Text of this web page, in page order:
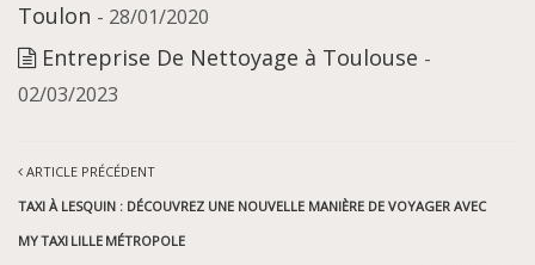
Toulon - 28/01/2020
Entreprise De Nettoyage à Toulouse -
02/03/2023
ARTICLE PRÉCÉDENT
TAXI À LESQUIN : DÉCOUVREZ UNE NOUVELLE MANIÈRE DE VOYAGER AVEC
MY TAXI LILLE MÉTROPOLE